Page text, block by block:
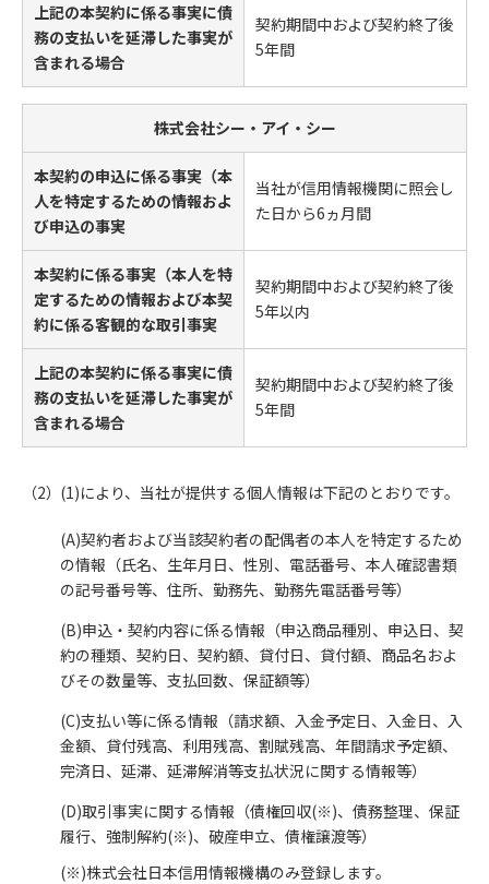
上記の本契約に係る事実に債
務の支払いを延滞した事実が
含まれる場合
契約期間中および契約終了後
5年間
株式会社シー・アイ・シー
本契約の申込に係る事実（本
人を特定するための情報およ
び申込の事実
当社が信用情報機関に照会し
た日から6ヵ月間
本契約に係る事実（本人を特
定するための情報および本契
約に係る客観的な取引事実
契約期間中および契約終了後
5年以内
上記の本契約に係る事実に債
務の支払いを延滞した事実が
含まれる場合
契約期間中および契約終了後
5年間
(1)により、当社が提供する個人情報は下記のとおりです。
(A)契約者および当該契約者の配偶者の本人を特定するため
の情報（氏名、生年月日、性別、電話番号、本人確認書類
の記号番号等、住所、勤務先、勤務先電話番号等）
(B)申込・契約内容に係る情報（申込商品種別、申込日、契
約の種類、契約日、契約額、貸付日、貸付額、商品名およ
びその数量等、支払回数、保証額等）
(C)支払い等に係る情報（請求額、入金予定日、入金日、入
金額、貸付残高、利用残高、割賦残高、年間請求予定額、
完済日、延滞、延滞解消等支払状況に関する情報等）
(D)取引事実に関する情報（債権回収(※)、債務整理、保証
履行、強制解約(※)、破産申立、債権譲渡等）
(※)株式会社日本信用情報機構のみ登録します。